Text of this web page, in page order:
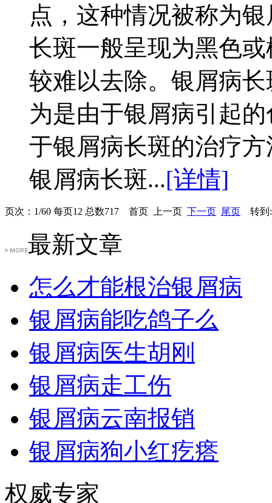
点，这种情况被称为
长斑一般呈现为黑色
较难以去除。银屑病
为是由于银屑病引起
于银屑病长斑的治疗
银屑病长斑...[详情]
页次：1/60 每页12 总数717 首页 上一页 下一页 尾页 转到:
最新文章
怎么才能根治银屑病
银屑病能吃鸽子么
银屑病医生胡刚
银屑病走工伤
银屑病云南报销
银屑病狗小红疙瘩
权威专家